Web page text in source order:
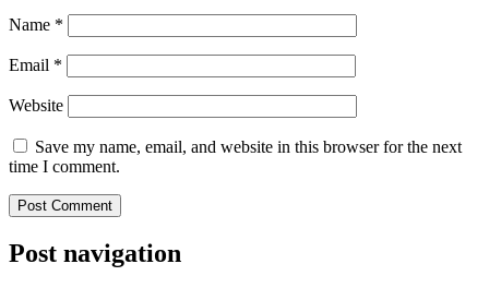
Name *
Email *
Website
Save my name, email, and website in this browser for the next
time I comment.
Post navigation